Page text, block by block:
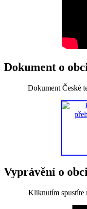
Dokument o
Dokument České
Vyprávění o obci
Kliknutím spustíte